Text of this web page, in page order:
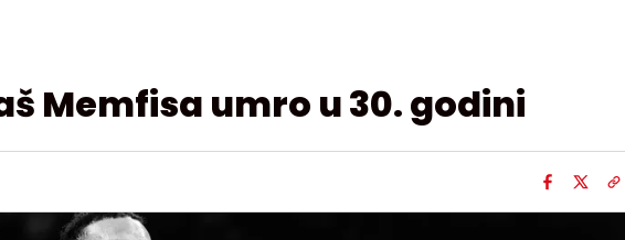
Memfisa umro u 30. godini